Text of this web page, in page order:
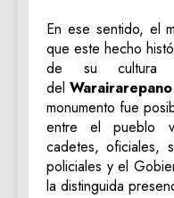
En ese sentido, el
que este hecho
de su cultura
delWarairarepano
monumento fue
entre el pueblo
cadetes, oficiales,
policiales y el
la distinguida